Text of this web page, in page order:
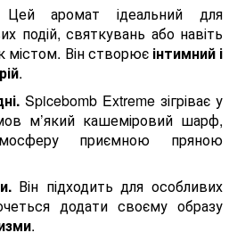
аромат ідеальний для
подій, святкувань або навіть
містом. Він створює інтимний і
.
Spicebomb Extreme зігріває у
м’який кашеміровий шарф,
приємною пряною
Він підходить для особливих
додати своєму образу
.